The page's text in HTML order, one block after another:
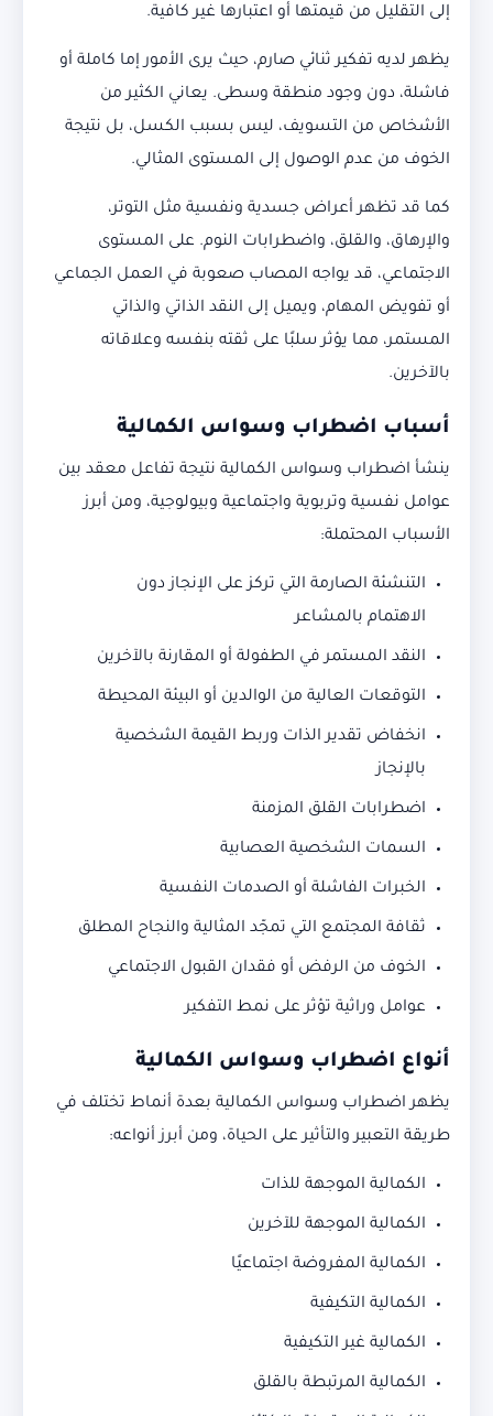
إلى التقليل من قيمتها أو اعتبارها غير كافية.
يظهر لديه تفكير ثنائي صارم، حيث يرى الأمور إما كاملة أو
فاشلة، دون وجود منطقة وسطى. يعاني الكثير من
الأشخاص من التسويف، ليس بسبب الكسل، بل نتيجة
الخوف من عدم الوصول إلى المستوى المثالي.
كما قد تظهر أعراض جسدية ونفسية مثل التوتر،
والإرهاق، والقلق، واضطرابات النوم. على المستوى
الاجتماعي، قد يواجه المصاب صعوبة في العمل الجماعي
أو تفويض المهام، ويميل إلى النقد الذاتي والذاتي
المستمر، مما يؤثر سلبًا على ثقته بنفسه وعلاقاته
بالآخرين.
أسباب اضطراب وسواس الكمالية
ينشأ اضطراب وسواس الكمالية نتيجة تفاعل معقد بين
عوامل نفسية وتربوية واجتماعية وبيولوجية، ومن أبرز
الأسباب المحتملة:
التنشئة الصارمة التي تركز على الإنجاز دون
الاهتمام بالمشاعر
النقد المستمر في الطفولة أو المقارنة بالآخرين
التوقعات العالية من الوالدين أو البيئة المحيطة
انخفاض تقدير الذات وربط القيمة الشخصية
بالإنجاز
اضطرابات القلق المزمنة
السمات الشخصية العصابية
الخبرات الفاشلة أو الصدمات النفسية
ثقافة المجتمع التي تمجّد المثالية والنجاح المطلق
الخوف من الرفض أو فقدان القبول الاجتماعي
عوامل وراثية تؤثر على نمط التفكير
أنواع اضطراب وسواس الكمالية
يظهر اضطراب وسواس الكمالية بعدة أنماط تختلف في
طريقة التعبير والتأثير على الحياة، ومن أبرز أنواعه:
الكمالية الموجهة للذات
الكمالية الموجهة للآخرين
الكمالية المفروضة اجتماعيًا
الكمالية التكيفية
الكمالية غير التكيفية
الكمالية المرتبطة بالقلق